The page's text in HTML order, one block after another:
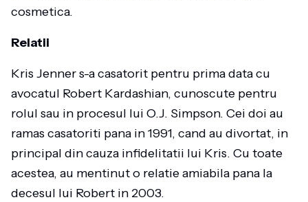
cosmetica.
Relatii
Kris Jenner s-a casatorit pentru prima data cu
avocatul Robert Kardashian, cunoscute pentru
rolul sau in procesul lui O.J. Simpson. Cei doi au
ramas casatoriti pana in 1991, cand au divortat, in
principal din cauza infidelitatii lui Kris. Cu toate
acestea, au mentinut o relatie amiabila pana la
decesul lui Robert in 2003.